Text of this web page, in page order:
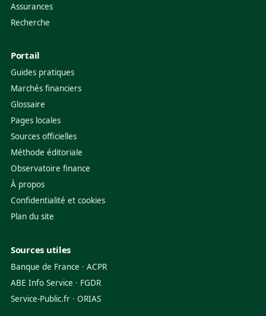
Assurances
Recherche
Portail
Guides pratiques
Marchés financiers
Glossaire
Pages locales
Sources officielles
Méthode éditoriale
Observatoire finance
À propos
Confidentialité et cookies
Plan du site
Sources utiles
Banque de France · ACPR
ABE Info Service · FGDR
Service-Public.fr · ORIAS